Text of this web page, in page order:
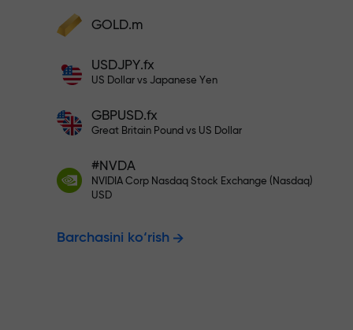
Hisobni to‘ldiring va depozitingizdan 1
emas. Depozit qancha katta bo‘lsa,
multiplikator shuncha yuqori bo‘ladi.
Hisobingizni $333 bilan
Risksiz
kafolatlanadi
X1000
GOLD.m
USDJPY.fx
US Dollar vs Japanese Yen
GBPUSD.fx
Great Britain Pound vs US Dollar
#NVDA
NVIDIA Corp Nasdaq Stock Exchange (Nasdaq)
USD
Barchasini ko‘rish